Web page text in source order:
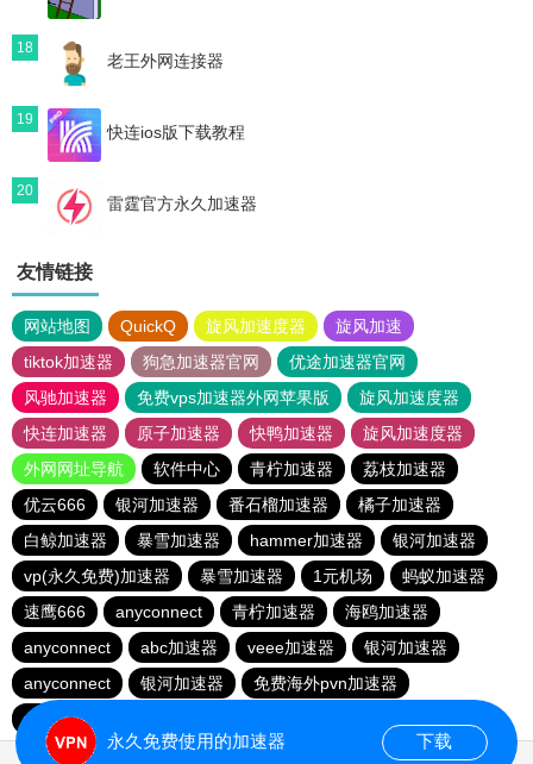
18
老王外网连接器
19
快连ios版下载教程
20
雷霆官方永久加速器
友情链接
网站地图 QuickQ 旋风加速度器
旋风加速
tiktok加速器
狗急加速器官网
优途加速器官网
风驰加速器
免费vps加速器外网苹果版
旋风加速度器
快连加速器
原子加速器 快鸭加速器
旋风加速度器
外网网址导航
软件中心 青柠加速器
荔枝加速器
优云666
银河加速器 番石榴加速器
橘子加速器
白鲸加速器
暴雪加速器 hammer加速器
银河加速器
vp(永久免费)加速器
暴雪加速器 1元机场
蚂蚁加速器
速鹰666
anyconnect 青柠加速器
海鸥加速器
anyconnect
abc加速器 veee加速器
银河加速器
anyconnect
银河加速器
免费海外pvn加速器
vp(永久免费)加速器
永久免费使用的加速器 下载